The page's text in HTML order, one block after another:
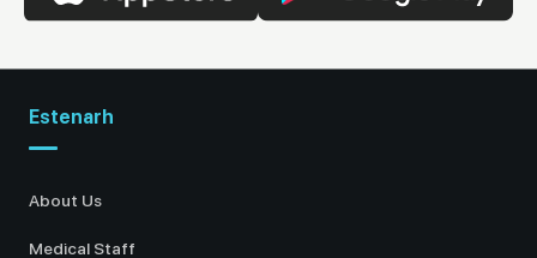
Estenarh
About Us
Medical Staff